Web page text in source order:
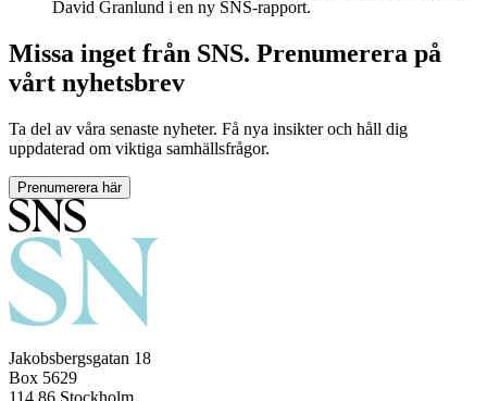
David Granlund i en ny SNS-rapport.
Missa inget från SNS. Prenumerera på
vårt nyhetsbrev
Ta del av våra senaste nyheter. Få nya insikter och håll dig
uppdaterad om viktiga samhällsfrågor.
Prenumerera här
Jakobsbergsgatan 18
Box 5629